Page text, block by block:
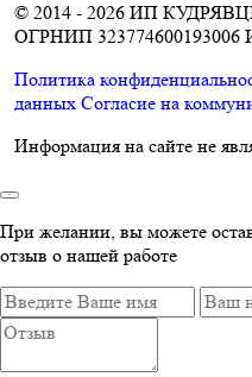
© 2014 - 2026 ИП
ОГРНИП 323774600193006
Политика
данных Согласие на
Информация на сайте не
При желании, вы можете
отзыв о нашей работе